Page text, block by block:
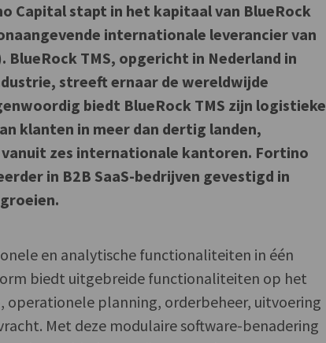
Capital stapt in het kapitaal van BlueRock
internationale leverancier van
TMS, opgericht in Nederland in
streeft ernaar de wereldwijde
biedt BlueRock TMS zijn logistieke
klanten in meer dan dertig landen,
zes internationale kantoren. Fortino
in B2B SaaS-bedrijven gevestigd in
en analytische functionaliteiten in één
biedt uitgebreide functionaliteiten op het
operationele planning, orderbeheer, uitvoering
Met deze modulaire software-benadering